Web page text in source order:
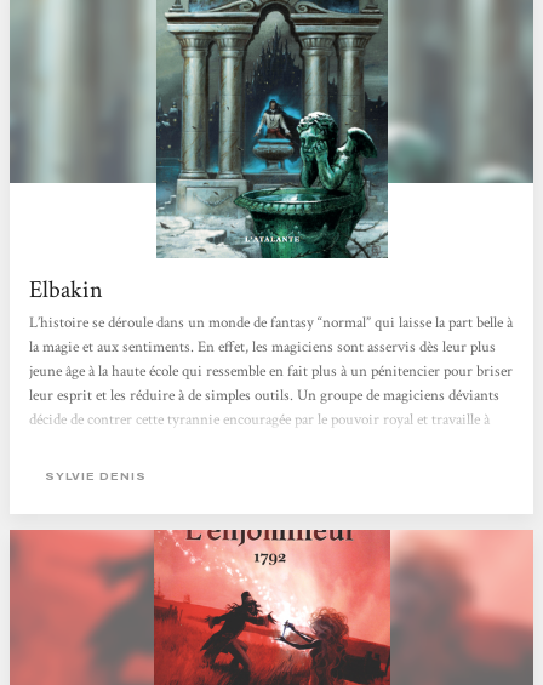
Elbakin
L’histoire se déroule dans un monde de fantasy “normal” qui laisse la part belle à
la magie et aux sentiments. En effet, les magiciens sont asservis dès leur plus
jeune âge à la haute école qui ressemble en fait plus à un pénitencier pour briser
leur esprit et les réduire à de simples outils. Un groupe de magiciens déviants
décide de contrer cette tyrannie encouragée par le pouvoir royal et travaille à
s’agit juste d’un bon livre traitant d’un sujet souvent...
SYLVIE DENIS